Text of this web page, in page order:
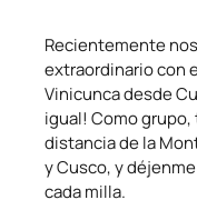
Recientemente
extraordinario con
Vinicunca desde
igual! Como
distancia de la
y Cusco, y
cada milla.